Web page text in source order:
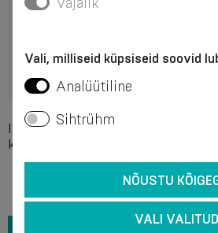
Individuaalne kokkusobimatus toote
koostismaterjalidega.
Vali, milliseid küpsiseid soovid
Analüütiline
Sihtrühm
NÕUSTU
VALI VALITUD